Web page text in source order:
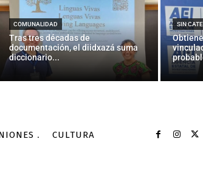
COMUNALIDAD
Tras tres décadas de
documentación, el diidxazá suma
diccionario...
SIN
CULTURA